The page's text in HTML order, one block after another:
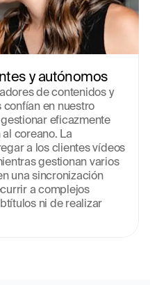
y autónomos
de contenidos y
en nuestro
eficazmente
coreano. La
a los clientes vídeos
gestionan varios
una sincronización
a complejos
ni de realizar